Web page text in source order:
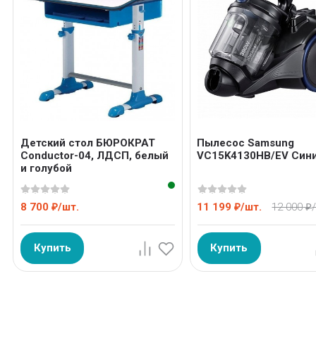
Детский стол БЮРОКРАТ
Conductor-04, ЛДСП, белый
и голубой
8 700 ₽/шт.
Купить
Пылесос Samsung
VC15K4130HB/EV
11 199 ₽/шт. 12 000 ₽/
Купить